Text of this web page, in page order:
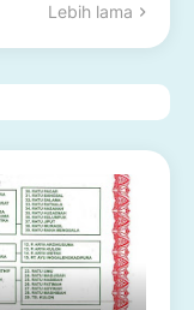
Lebih lama